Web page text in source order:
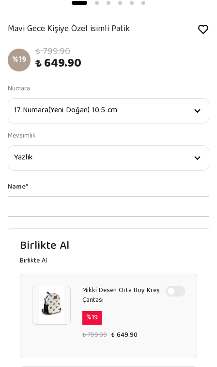
Mavi Gece Kişiye Özel isimli Patik
%19 ₺ 799.90
₺ 649.90
Numara
Mevsimlik
Name*
Birlikte Al
Birlikte Al
Mikki Desen Orta Boy Kreş
Çantası
%19
₺ 799.90 ₺ 649.90